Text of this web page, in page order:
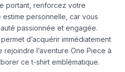
portant, renforcez votre
personnelle, car vous
passionnée et engagée.
d’acquérir immédiatement
rejoindre l’aventure One Piece à
ce t-shirt emblématique.